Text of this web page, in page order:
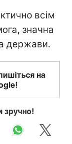
всім
значна
держави.
на
зручно!